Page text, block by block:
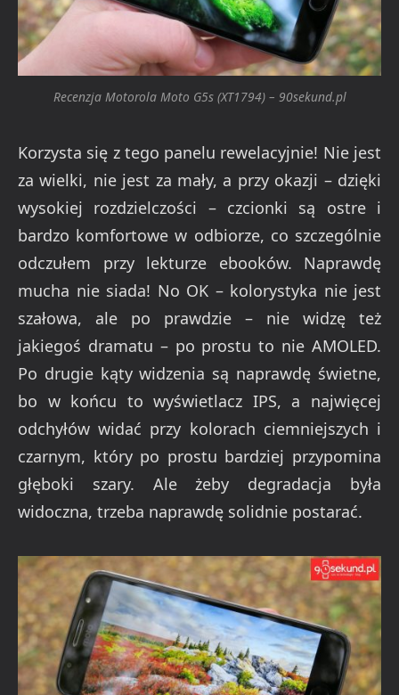
Recenzja Motorola Moto G5s (XT1794) – 90sekund.pl
Korzysta się z tego panelu rewelacyjnie! Nie jest
za wielki, nie jest za mały, a przy okazji – dzięki
wysokiej rozdzielczości – czcionki są ostre i
bardzo komfortowe w odbiorze, co szczególnie
odczułem przy lekturze ebooków. Naprawdę
mucha nie siada! No OK – kolorystyka nie jest
szałowa, ale po prawdzie – nie widzę też
jakiegoś dramatu – po prostu to nie AMOLED.
Po drugie kąty widzenia są naprawdę świetne,
bo w końcu to wyświetlacz IPS, a najwięcej
odchyłów widać przy kolorach ciemniejszych i
czarnym, który po prostu bardziej przypomina
głęboki szary. Ale żeby degradacja była
widoczna, trzeba naprawdę solidnie postarać.